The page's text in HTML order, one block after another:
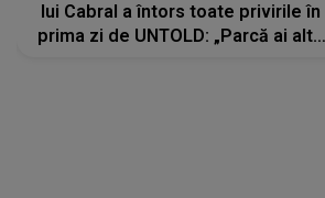
lui Cabral a întors toate privirile în
prima zi de UNTOLD: „Parcă ai altă